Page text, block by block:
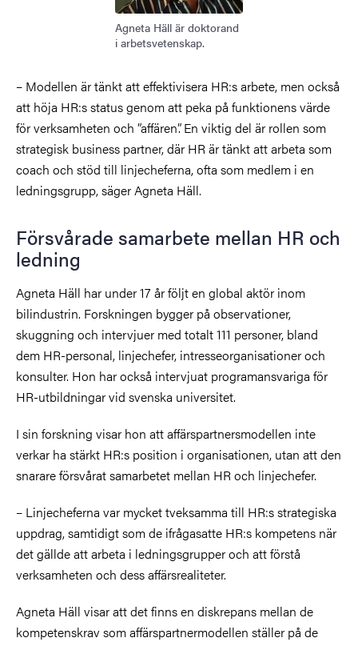
Agneta Häll är doktorand
i arbetsvetenskap.
– Modellen är tänkt att effektivisera HR:s arbete, men också
att höja HR:s status genom att peka på funktionens värde
för verksamheten och ”affären”. En viktig del är rollen som
strategisk business partner, där HR är tänkt att arbeta som
coach och stöd till linjecheferna, ofta som medlem i en
ledningsgrupp, säger Agneta Häll.
Försvårade samarbete mellan HR och
ledning
Agneta Häll har under 17 år följt en global aktör inom
bilindustrin. Forskningen bygger på observationer,
skuggning och intervjuer med totalt 111 personer, bland
dem HR-personal, linjechefer, intresseorganisationer och
konsulter. Hon har också intervjuat programansvariga för
HR-utbildningar vid svenska universitet.
I sin forskning visar hon att affärspartnersmodellen inte
verkar ha stärkt HR:s position i organisationen, utan att den
snarare försvårat samarbetet mellan HR och linjechefer.
– Linjecheferna var mycket tveksamma till HR:s strategiska
uppdrag, samtidigt som de ifrågasatte HR:s kompetens när
det gällde att arbeta i ledningsgrupper och att förstå
verksamheten och dess affärsrealiteter.
Agneta Häll visar att det finns en diskrepans mellan de
kompetenskrav som affärspartnermodellen ställer på de